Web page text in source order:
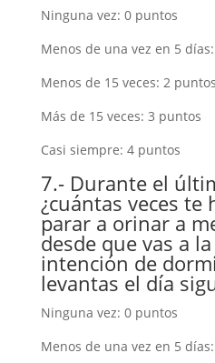
Ninguna vez: 0 puntos
Menos de una vez en 5
Menos de 15 veces: 2 puntos
Más de 15 veces: 3 puntos
Casi siempre: 4 puntos
7.- Durante el
¿cuántas veces te
parar a orinar a
desde que vas a
intención de
levantas el día
Ninguna vez: 0 puntos
Menos de una vez en 5